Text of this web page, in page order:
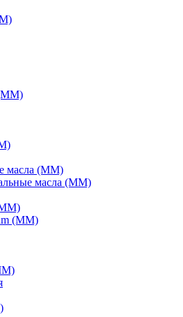
(ММ)
масла (ММ)
масла (ММ)
(ММ)